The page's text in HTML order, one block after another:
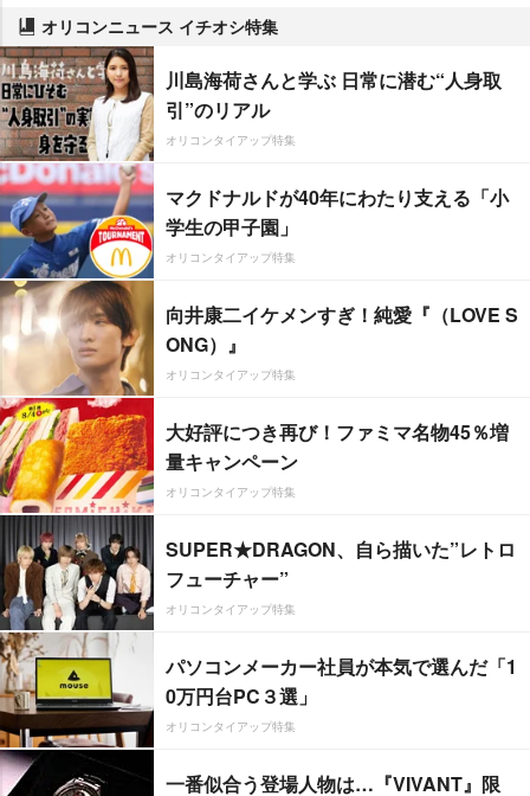
オリコンニュース イチオシ特集
川島海荷さんと学ぶ 日常に潜む“人身取
引”のリアル
オリコンタイアップ特集
マクドナルドが40年にわたり支える「小
学生の甲子園」
オリコンタイアップ特集
向井康二イケメンすぎ！純愛『（LOVE S
ONG）』
オリコンタイアップ特集
大好評につき再び！ファミマ名物45％増
量キャンペーン
オリコンタイアップ特集
SUPER★DRAGON、自ら描いた”レトロ
フューチャー”
オリコンタイアップ特集
パソコンメーカー社員が本気で選んだ「1
0万円台PC３選」
オリコンタイアップ特集
一番似合う登場人物は…『VIVANT』限